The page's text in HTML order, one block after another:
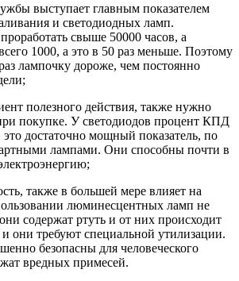
главным показателем
и светодиодных ламп.
свыше 50000 часов, а
1000, а это в 50 раз меньше. Поэтому
лампочку дороже, чем постоянно
действия, также нужно
покупке. У светодиодов процент КПД
это достаточно мощный показатель, по
лампами. Они способны почти в
в большей мере влияет на
люминесцентных ламп не
содержат ртуть и от них происходит
они требуют специальной утилизации.
безопасны для человеческого
вредных примесей.